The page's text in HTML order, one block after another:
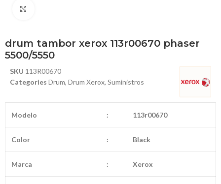
drum tambor xerox 113r00670 phaser
5500/5550
SKU 113R00670
Categories Drum, Drum Xerox, Suministros
Modelo : 113r00670
Color : Black
Marca : Xerox